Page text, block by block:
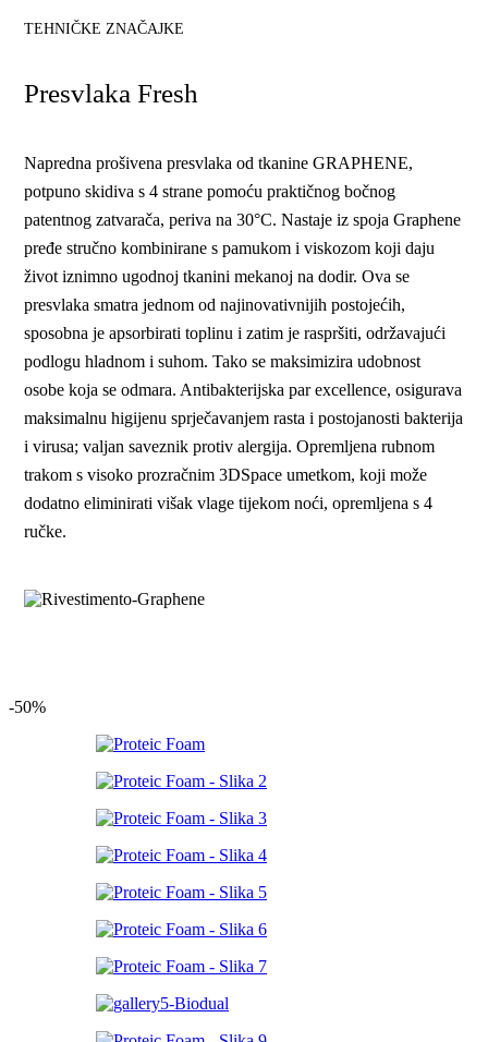
TEHNIČKE ZNAČAJKE
Presvlaka Fresh
Napredna prošivena presvlaka od tkanine GRAPHENE,
potpuno skidiva s 4 strane pomoću praktičnog bočnog
patentnog zatvarača, periva na 30°C. Nastaje iz spoja Graphene
pređe stručno kombinirane s pamukom i viskozom koji daju
život iznimno ugodnoj tkanini mekanoj na dodir. Ova se
presvlaka smatra jednom od najinovativnijih postojećih,
sposobna je apsorbirati toplinu i zatim je raspršiti, održavajući
podlogu hladnom i suhom. Tako se maksimizira udobnost
osobe koja se odmara. Antibakterijska par excellence, osigurava
maksimalnu higijenu sprječavanjem rasta i postojanosti bakterija
i virusa; valjan saveznik protiv alergija. Opremljena rubnom
trakom s visoko prozračnim 3DSpace umetkom, koji može
dodatno eliminirati višak vlage tijekom noći, opremljena s 4
ručke.
-50%